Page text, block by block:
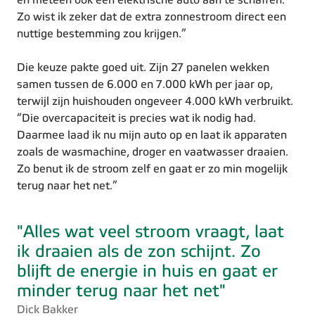
Zo wist ik zeker dat de extra zonnestroom direct een
nuttige bestemming zou krijgen.”
Die keuze pakte goed uit. Zijn 27 panelen wekken
samen tussen de 6.000 en 7.000 kWh per jaar op,
terwijl zijn huishouden ongeveer 4.000 kWh verbruikt.
“Die overcapaciteit is precies wat ik nodig had.
Daarmee laad ik nu mijn auto op en laat ik apparaten
zoals de wasmachine, droger en vaatwasser draaien.
Zo benut ik de stroom zelf en gaat er zo min mogelijk
terug naar het net.”
"Alles wat veel stroom vraagt, laat
ik draaien als de zon schijnt. Zo
blijft de energie in huis en gaat er
minder terug naar het net"
Dick Bakker